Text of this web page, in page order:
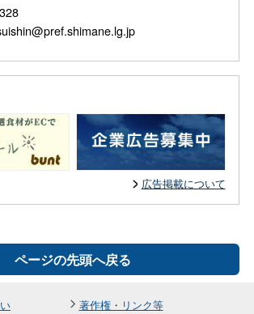
広告掲載について
ページの先頭へ戻る
著作権・リンク等